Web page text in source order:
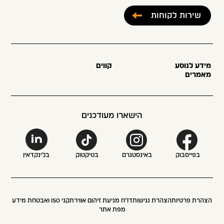
שירות לקוחות
מידע לנוסע
קווים
מאמרים
הישארו מעודכנים
בפייסבוק באינסטגרם בטיקטוק בלינקדאין
הצהרת פרטיותהצהרת נגישותדו״ח מניעת זיהום אווירתקני ISO ואבטחת מידע
מפת אתר